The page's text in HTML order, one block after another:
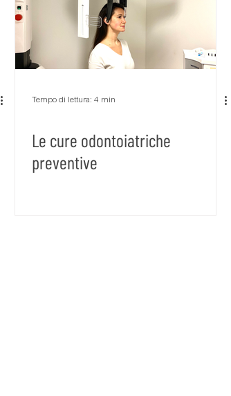
Tempo di lettura: 4 min
Le cure odontoiatriche
preventive